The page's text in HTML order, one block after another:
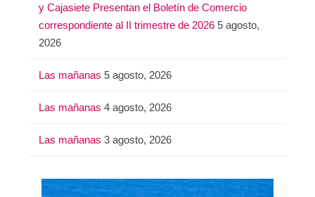
y Cajasiete Presentan el Boletín de Comercio
correspondiente al II trimestre de 2026 5 agosto,
2026
Las mañanas 5 agosto, 2026
Las mañanas 4 agosto, 2026
Las mañanas 3 agosto, 2026